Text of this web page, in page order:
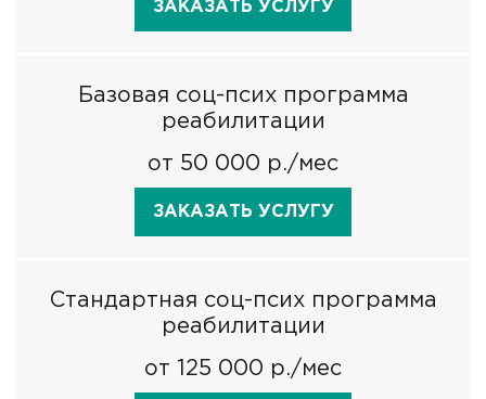
ЗАКАЗАТЬ УСЛУГУ
Базовая соц-псих программа
реабилитации
от 50 000 р./мес
ЗАКАЗАТЬ УСЛУГУ
Стандартная соц-псих программа
реабилитации
от 125 000 р./мес